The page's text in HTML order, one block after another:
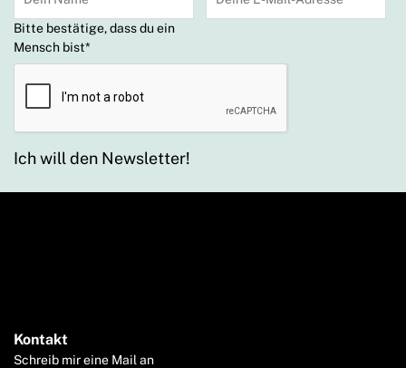
Bitte bestätige, dass du ein
Mensch bist*
Ich will den Newsletter!
Kontakt
Schreib mir eine Mail an